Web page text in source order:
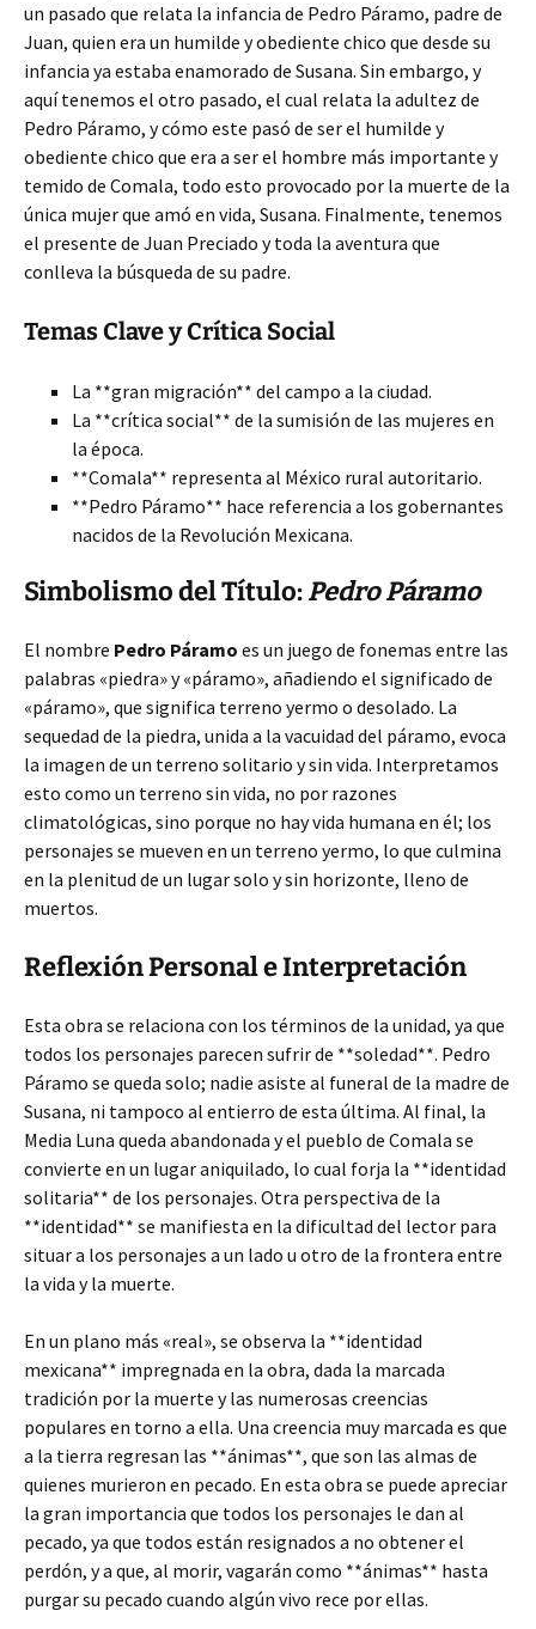
un pasado que relata la infancia de Pedro Páramo, padre de
Juan, quien era un humilde y obediente chico que desde su
infancia ya estaba enamorado de Susana. Sin embargo, y
aquí tenemos el otro pasado, el cual relata la adultez de
Pedro Páramo, y cómo este pasó de ser el humilde y
obediente chico que era a ser el hombre más importante y
temido de Comala, todo esto provocado por la muerte de la
única mujer que amó en vida, Susana. Finalmente, tenemos
el presente de Juan Preciado y toda la aventura que
conlleva la búsqueda de su padre.
Temas Clave y Crítica Social
La **gran migración** del campo a la ciudad.
La **crítica social** de la sumisión de las mujeres en
la época.
**Comala** representa al México rural autoritario.
**Pedro Páramo** hace referencia a los gobernantes
nacidos de la Revolución Mexicana.
Simbolismo del Título:Pedro Páramo
El nombre Pedro Páramo es un juego de fonemas entre las
palabras «piedra» y «páramo», añadiendo el significado de
«páramo», que significa terreno yermo o desolado. La
sequedad de la piedra, unida a la vacuidad del páramo, evoca
la imagen de un terreno solitario y sin vida. Interpretamos
esto como un terreno sin vida, no por razones
climatológicas, sino porque no hay vida humana en él; los
personajes se mueven en un terreno yermo, lo que culmina
en la plenitud de un lugar solo y sin horizonte, lleno de
muertos.
Reflexión Personal e Interpretación
Esta obra se relaciona con los términos de la unidad, ya que
todos los personajes parecen sufrir de **soledad**. Pedro
Páramo se queda solo; nadie asiste al funeral de la madre de
Susana, ni tampoco al entierro de esta última. Al final, la
Media Luna queda abandonada y el pueblo de Comala se
convierte en un lugar aniquilado, lo cual forja la **identidad
solitaria** de los personajes. Otra perspectiva de la
**identidad** se manifiesta en la dificultad del lector para
situar a los personajes a un lado u otro de la frontera entre
la vida y la muerte.
En un plano más «real», se observa la **identidad
mexicana** impregnada en la obra, dada la marcada
tradición por la muerte y las numerosas creencias
populares en torno a ella. Una creencia muy marcada es que
a la tierra regresan las **ánimas**, que son las almas de
quienes murieron en pecado. En esta obra se puede apreciar
la gran importancia que todos los personajes le dan al
pecado, ya que todos están resignados a no obtener el
perdón, y a que, al morir, vagarán como **ánimas** hasta
purgar su pecado cuando algún vivo rece por ellas.